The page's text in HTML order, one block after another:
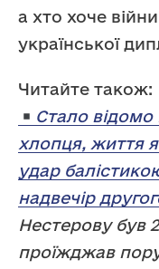
а хто хоче
української
Читайте також:
Стало відомо
хлопця, життя
удар
надвечір
Нестерову був
проїжджав